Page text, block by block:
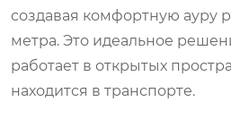
создавая комфортную ауру
метра. Это идеальное
работает в открытых
находится в транспорте.